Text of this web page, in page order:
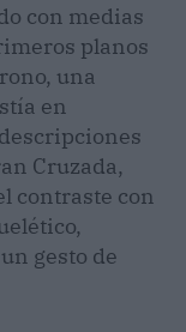
con medias
planos
una
en
Cruzada,
contraste con
gesto de